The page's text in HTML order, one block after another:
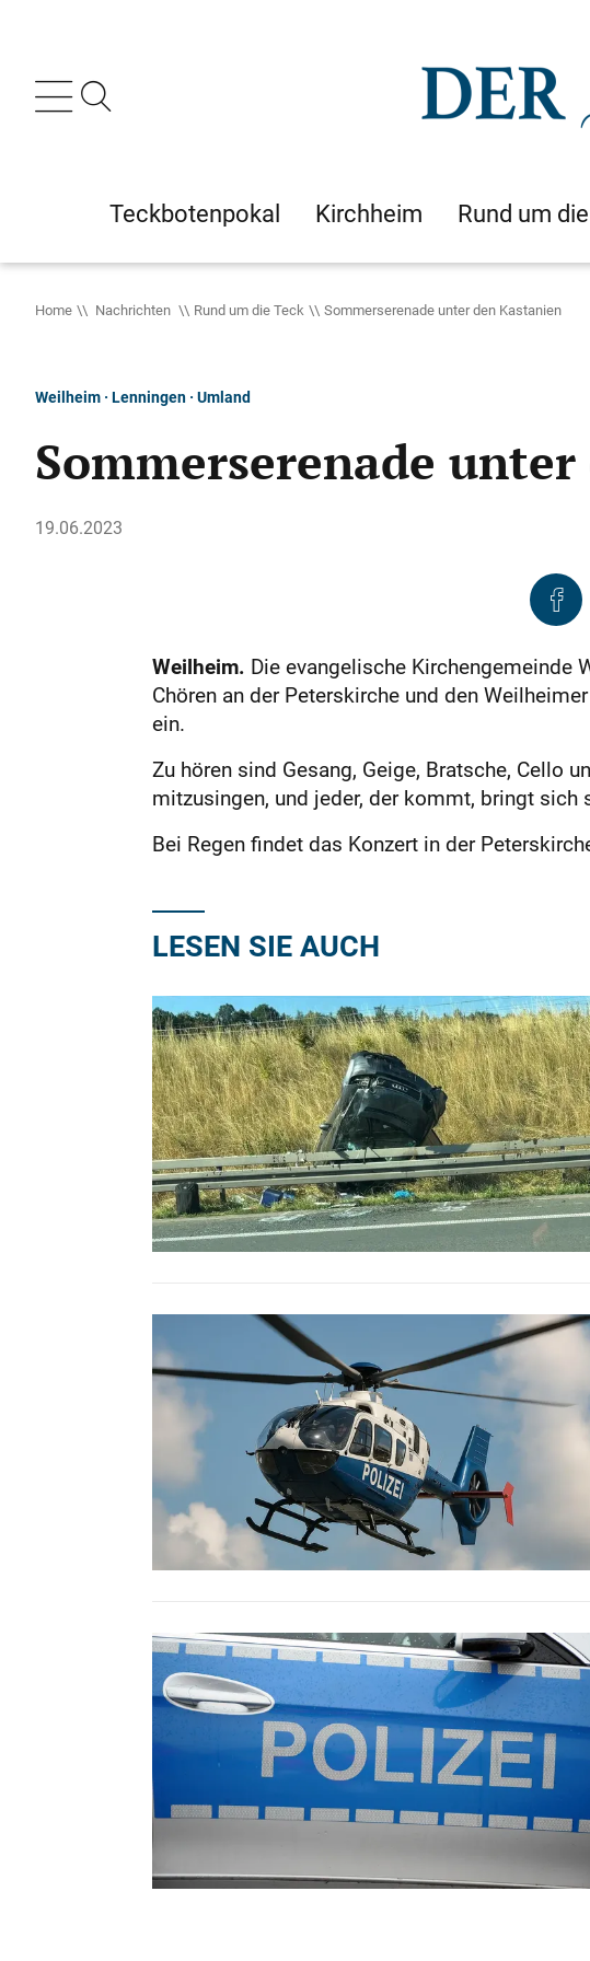
Teckbotenpokal Kirchheim Rund um
Home Nachrichten Rund um die Teck Sommerserenade unter den Kastanien
Weilheim · Lenningen · Umland
Sommerserenade
19.06.2023
Weilheim. Die evangelische Kirchengemeinde
Chören an der Peterskirche und den
ein.
Zu hören sind Gesang, Geige, Bratsche, Cello
mitzusingen, und jeder, der kommt, bringt
Bei Regen findet das Konzert in der
LESEN SIE AUCH